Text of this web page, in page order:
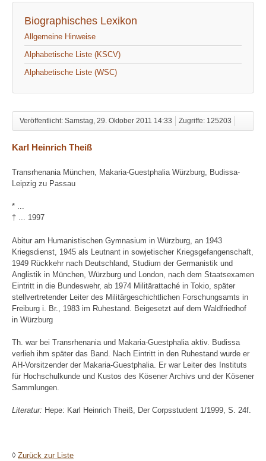
Biographisches Lexikon
Allgemeine Hinweise
Alphabetische Liste (KSCV)
Alphabetische Liste (WSC)
Veröffentlicht: Samstag, 29. Oktober 2011 14:33 Zugriffe: 125203
Karl Heinrich Theiß
Transrhenania München, Makaria-Guestphalia Würzburg, Budissa-
Leipzig zu Passau
* ...
† ... 1997
Abitur am Humanistischen Gymnasium in Würzburg, an 1943
Kriegsdienst, 1945 als Leutnant in sowjetischer Kriegsgefangenschaft,
1949 Rückkehr nach Deutschland, Studium der Germanistik und
Anglistik in München, Würzburg und London, nach dem Staatsexamen
Eintritt in die Bundeswehr, ab 1974 Militärattaché in Tokio, später
stellvertretender Leiter des Militärgeschichtlichen Forschungsamts in
Freiburg i. Br., 1983 im Ruhestand. Beigesetzt auf dem Waldfriedhof
in Würzburg
Th. war bei Transrhenania und Makaria-Guestphalia aktiv. Budissa
verlieh ihm später das Band. Nach Eintritt in den Ruhestand wurde er
AH-Vorsitzender der Makaria-Guestphalia. Er war Leiter des Instituts
für Hochschulkunde und Kustos des Kösener Archivs und der Kösener
Sammlungen.
Literatur: Hepe: Karl Heinrich Theiß, Der Corpsstudent 1/1999, S. 24f.
◊ Zurück zur Liste